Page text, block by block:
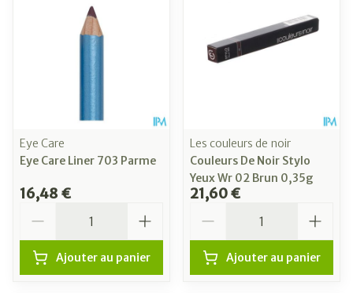
Eye Care
Eye Care Liner 703 Parme
16,48 €
Ajouter au panier
Les couleurs de noir
Couleurs De Noir Stylo
Yeux Wr 02 Brun 0,35g
21,60 €
Ajouter au panier